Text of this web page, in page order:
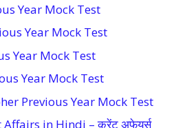
Year Mock Test
Year Mock Test
Year Mock Test
Year Mock Test
Previous Year Mock Test
in Hindi – करेंट अफेयर्स